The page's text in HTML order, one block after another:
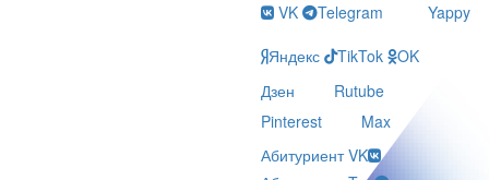
VK Telegram
Yappy
Яндекс
TikTok
OK
Дзен
Rutube
Pinterest
Max
Абитуриент VK